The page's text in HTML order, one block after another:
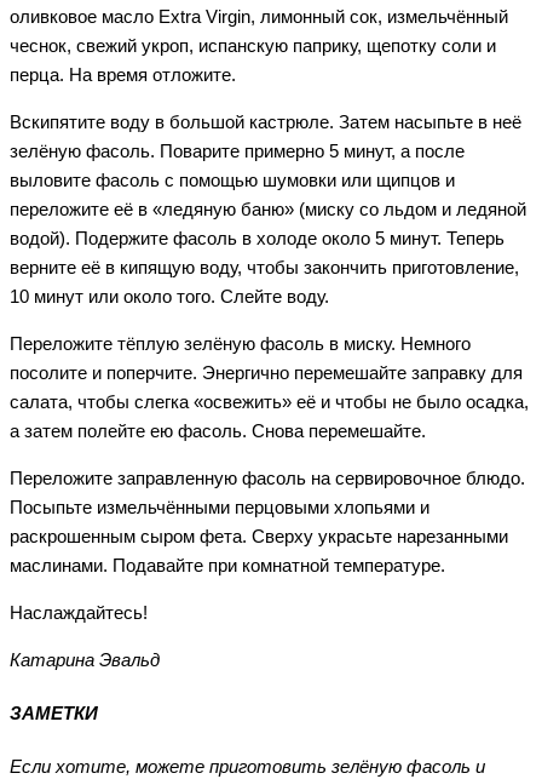
оливковое масло Extra Virgin, лимонный сок, измельчённый
чеснок, свежий укроп, испанскую паприку, щепотку соли и
перца. На время отложите.
Вскипятите воду в большой кастрюле. Затем насыпьте в неё
зелёную фасоль. Поварите примерно 5 минут, а после
выловите фасоль с помощью шумовки или щипцов и
переложите её в «ледяную баню» (миску со льдом и ледяной
водой). Подержите фасоль в холоде около 5 минут. Теперь
верните её в кипящую воду, чтобы закончить приготовление,
10 минут или около того. Слейте воду.
Переложите тёплую зелёную фасоль в миску. Немного
посолите и поперчите. Энергично перемешайте заправку для
салата, чтобы слегка «освежить» её и чтобы не было осадка,
а затем полейте ею фасоль. Снова перемешайте.
Переложите заправленную фасоль на сервировочное блюдо.
Посыпьте измельчёнными перцовыми хлопьями и
раскрошенным сыром фета. Сверху украсьте нарезанными
маслинами. Подавайте при комнатной температуре.
Наслаждайтесь!
Катарина Эвальд
ЗАМЕТКИ
Если хотите, можете приготовить зелёную фасоль и